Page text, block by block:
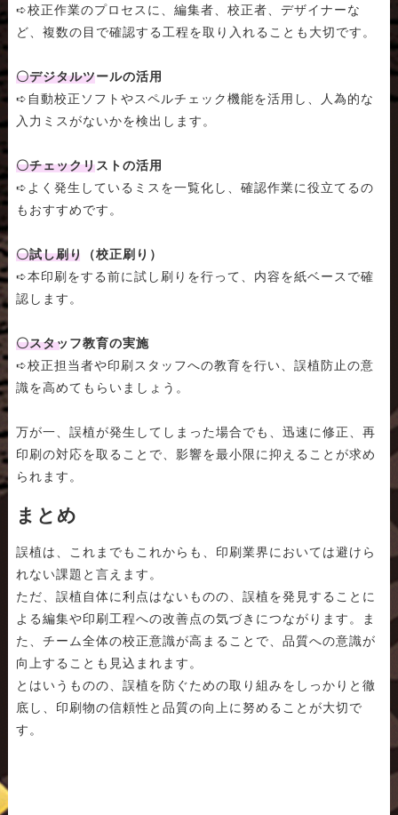
➪校正作業のプロセスに、編集者、校正者、デザイナーな
ど、複数の目で確認する工程を取り入れることも大切です。
〇デジタルツールの活用
➪自動校正ソフトやスペルチェック機能を活用し、人為的な
入力ミスがないかを検出します。
〇チェックリストの活用
➪よく発生しているミスを一覧化し、確認作業に役立てるの
もおすすめです。
〇試し刷り（校正刷り）
➪本印刷をする前に試し刷りを行って、内容を紙ベースで確
認します。
〇スタッフ教育の実施
➪校正担当者や印刷スタッフへの教育を行い、誤植防止の意
識を高めてもらいましょう。
万が一、誤植が発生してしまった場合でも、迅速に修正、再
印刷の対応を取ることで、影響を最小限に抑えることが求め
られます。
まとめ
誤植は、これまでもこれからも、印刷業界においては避けら
れない課題と言えます。
ただ、誤植自体に利点はないものの、誤植を発見することに
よる編集や印刷工程への改善点の気づきにつながります。ま
た、チーム全体の校正意識が高まることで、品質への意識が
向上することも見込まれます。
とはいうものの、誤植を防ぐための取り組みをしっかりと徹
底し、印刷物の信頼性と品質の向上に努めることが大切で
す。